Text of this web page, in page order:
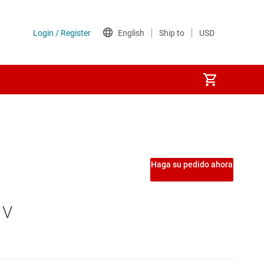
Haga su pedido ahora